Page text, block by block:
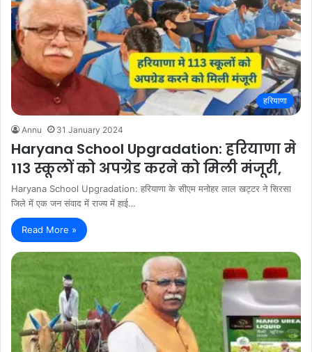
हरियाणा
Annu 31 January 2024
Haryana School Upgradation: हरियाणा मे
113 स्कूलों को अपग्रेड करने को मिली मंजूरी,
Haryana School Upgradation: हरियाणा के सीएम मनोहर लाल खट्टर ने सिरसा
जिले में एक जन संवाद में राज्य में हाई…
Read More »